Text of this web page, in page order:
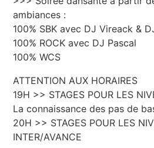
ambiances :
100% SBK avec DJ Vireack &
100% ROCK avec DJ Pascal
100% WCS
ATTENTION AUX HORAIRES
19H >> STAGES POUR LES
La connaissance des pas de
20H >> STAGES POUR LES
INTER/AVANCE